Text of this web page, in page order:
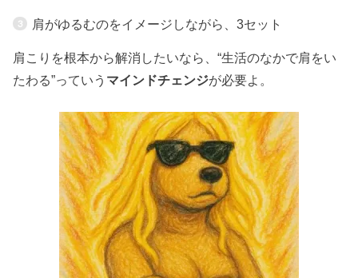
肩がゆるむのをイメージしながら、3セット
肩こりを根本から解消したいなら、“生活のなかで肩をい
たわる”っていう マインドチェンジが必要よ。